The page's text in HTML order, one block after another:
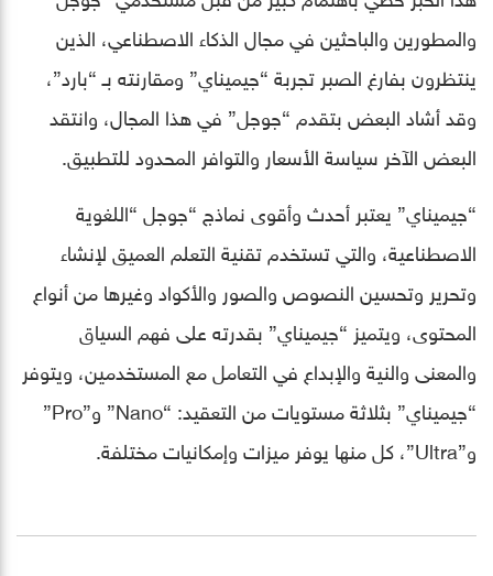
والمطورين والباحثين في مجال الذكاء الاصطناعي، الذين
ينتظرون بفارغ الصبر تجربة “جيميناي” ومقارنته بـ “بارد”،
وقد أشاد البعض بتقدم “جوجل” في هذا المجال، وانتقد
البعض الآخر سياسة الأسعار والتوافر المحدود للتطبيق.
“جيميناي” يعتبر أحدث وأقوى نماذج “جوجل “اللغوية
الاصطناعية، والتي تستخدم تقنية التعلم العميق لإنشاء
وتحرير وتحسين النصوص والصور والأكواد وغيرها من أنواع
المحتوى، ويتميز “جيميناي” بقدرته على فهم السياق
والمعنى والنية والإبداع في التعامل مع المستخدمين، ويتوفر
“جيميناي” بثلاثة مستويات من التعقيد: “Nano” و”Pro”
و”Ultra”، كل منها يوفر ميزات وإمكانيات مختلفة.